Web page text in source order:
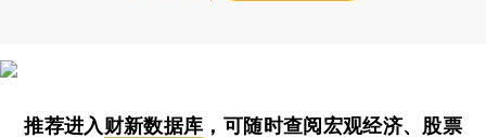
推荐进入财新数据库 ，可随时查阅宏观经济、股票